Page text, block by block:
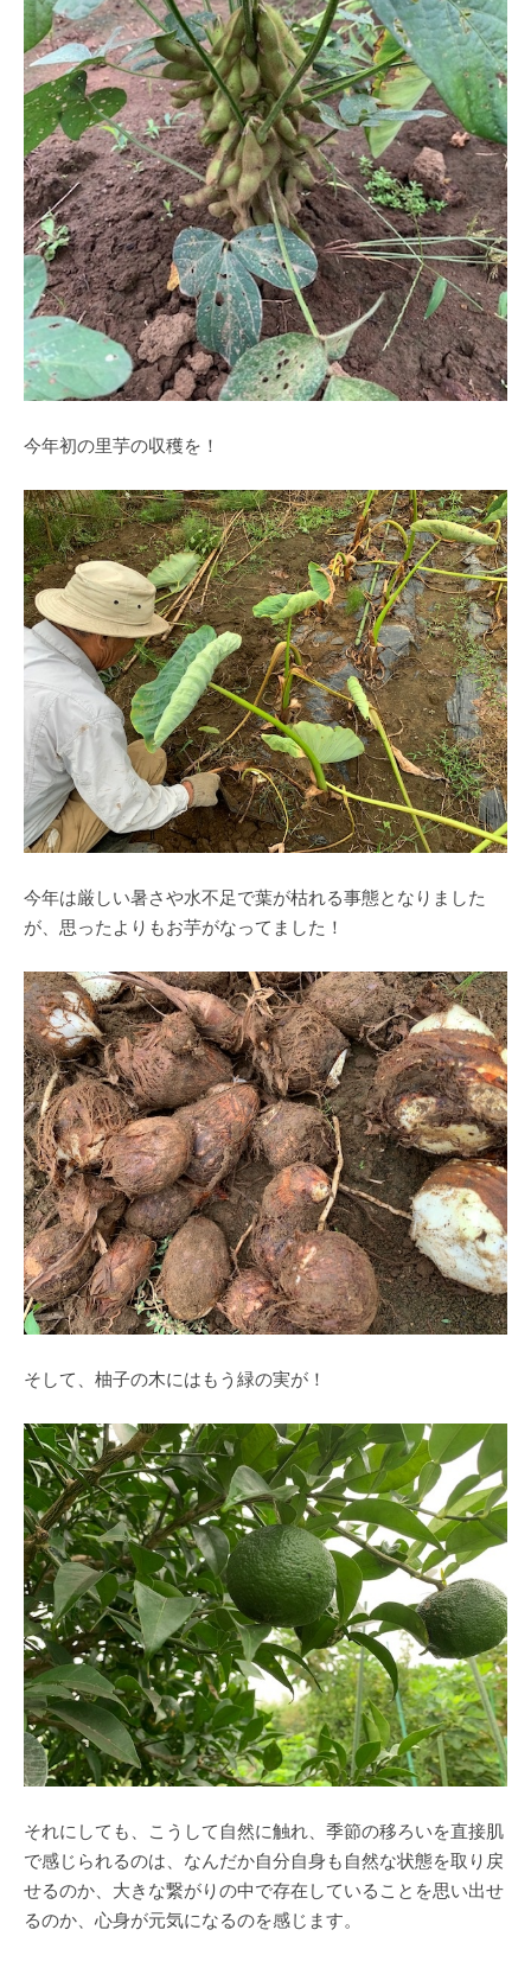
今年初の里芋の収穫を！
今年は厳しい暑さや水不足で葉が枯れる事態となりました
が、思ったよりもお芋がなってました！
そして、柚子の木にはもう緑の実が！
それにしても、こうして自然に触れ、季節の移ろいを直接肌
で感じられるのは、なんだか自分自身も自然な状態を取り戻
せるのか、大きな繋がりの中で存在していることを思い出せ
るのか、心身が元気になるのを感じます。